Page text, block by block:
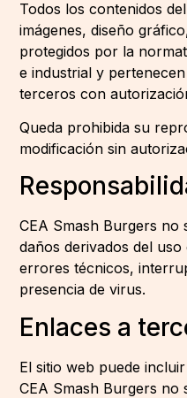
Todos los contenidos
imágenes, diseño
protegidos por la
e industrial y
terceros con
Queda prohibida su
modificación sin
CEA Smash Burgers no
daños derivados del
errores técnicos,
presencia de virus.
Enlaces a
El sitio web puede
CEA Smash Burgers no